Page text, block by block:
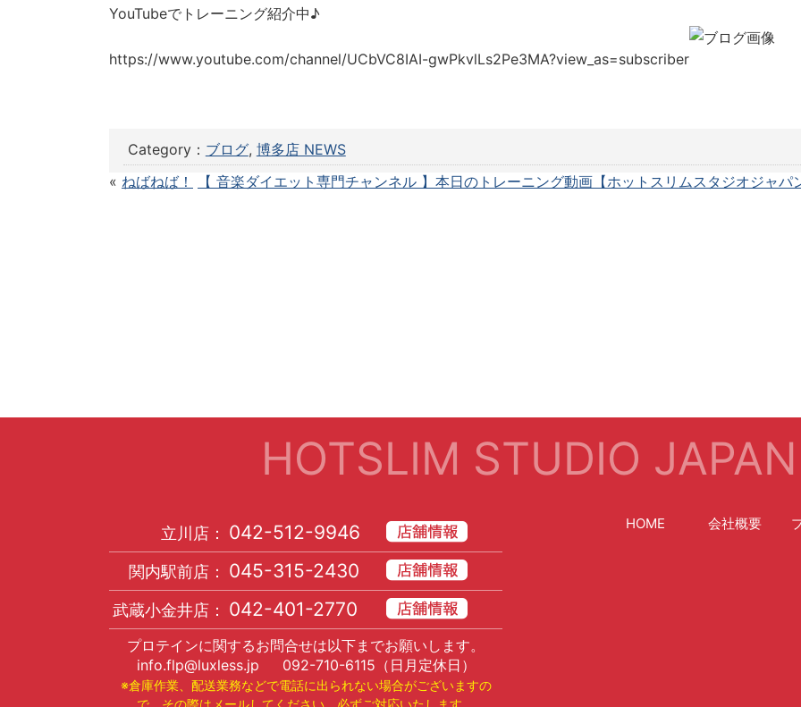
YouTubeでトレーニング紹介中♪
https://www.youtube.com/channel/UCbVC8IAI-gwPkvlLs2Pe3MA?view_as=subscriber
Category： ブログ, 博多店 NEWS
« ねばねば！ 【 音楽ダイエット専門チャンネル 】本日のトレーニング動画【ホットスリムスタジオジャパ
HOTSLIM STUDIO JAPAN
立川店： 042-512-9946
関内駅前店： 045-315-2430
武蔵小金井店： 042-401-2770
プロテインに関するお問合せは以下までお願いします。
info.flp@luxless.jp
092-710-6115 （日月定休日）
※倉庫作業、配送業務などで電話に出られない場合がございますの
で、その際はメールしてください。必ずご対応いたします。
HOME 会社概要